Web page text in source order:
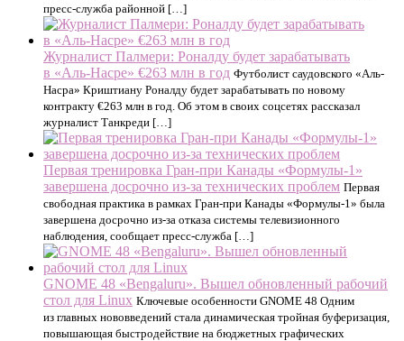
пресс-служба районной […]
Журналист Палмери: Роналду будет зарабатывать
в «Аль-Насре» €263 млн в год Футболист саудовского «Аль-
Насра» Криштиану Роналду будет зарабатывать по новому
контракту €263 млн в год. Об этом в своих соцсетях рассказал
журналист Танкреди […]
Первая тренировка Гран-при Канады «Формулы-1»
завершена досрочно из-за технических проблем Первая
свободная практика в рамках Гран‑при Канады «Формулы‑1» была
завершена досрочно из‑за отказа системы телевизионного
наблюдения, сообщает пресс‑служба […]
GNOME 48 «Bengaluru». Вышел обновленный рабочий
стол для Linux Ключевые особенности GNOME 48 Одним
из главных нововведений стала динамическая тройная буферизация,
повышающая быстродействие на бюджетных графических